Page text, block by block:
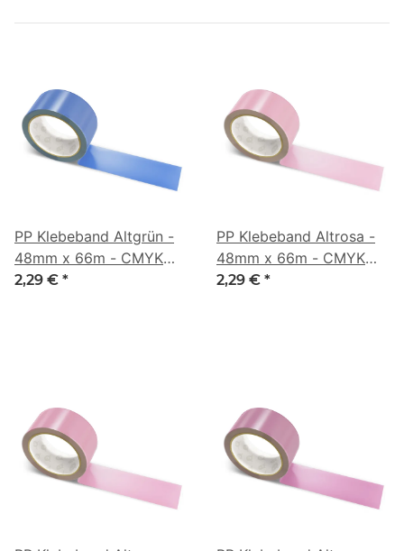
PP Klebeband Altgrün -
48mm x 66m - CMYK
67/47/0/32
2,29 € *
PP Klebeband Altrosa -
48mm x 66m - CMYK
0/31/20/16
2,29 € *